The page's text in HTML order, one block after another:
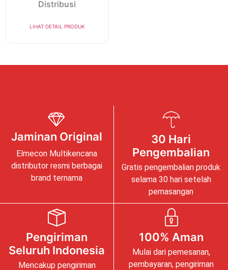
Distribusi
LIHAT DETAIL PRODUK
Jaminan Original
Elmecon Multikencana
distributor resmi berbagai
brand ternama
30 Hari
Pengembalian
Gratis pengembalian produk
selama 30 hari setelah
pemasangan
Pengiriman
Seluruh Indonesia
Mencakup pengiriman
100% Aman
Mulai dari pemesanan,
pembayaran, pengiriman